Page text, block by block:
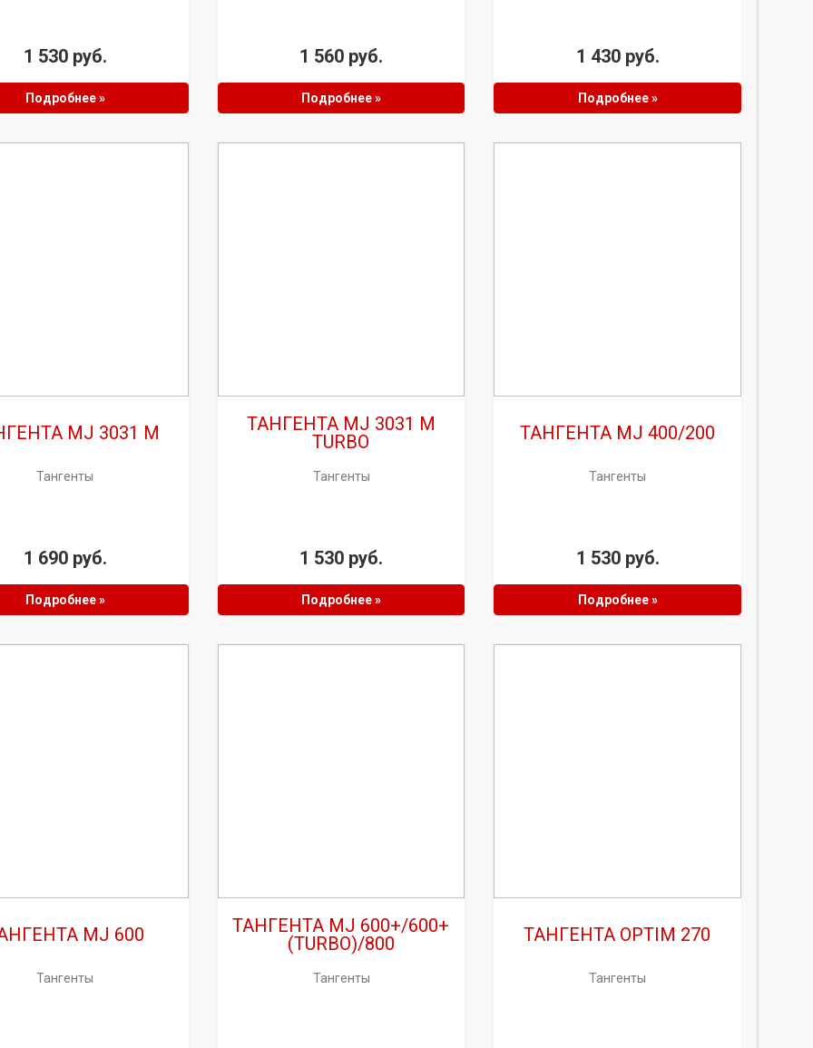
1 530 руб.
Подробнее »
1 560 руб.
Подробнее »
1 430 руб.
Подробнее »
MJ 3031 M
Тангенты
1 690 руб.
Подробнее »
ТАНГЕНТА MJ 3031 M
TURBO
Тангенты
1 530 руб.
Подробнее »
ТАНГЕНТА MJ 400/200
Тангенты
1 530 руб.
Подробнее »
MJ 600
Тангенты
ТАНГЕНТА MJ 600+/600+
(TURBO)/800
Тангенты
ТАНГЕНТА OPTIM 270
Тангенты